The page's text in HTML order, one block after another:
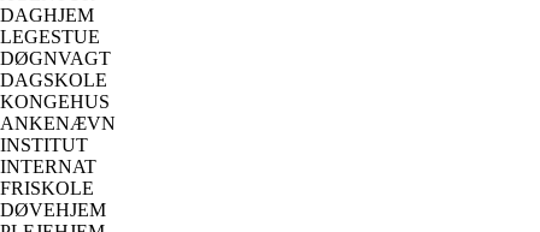
DAGHJEM
LEGESTUE
DØGNVAGT
DAGSKOLE
KONGEHUS
ANKENÆVN
INSTITUT
INTERNAT
FRISKOLE
DØVEHJEM